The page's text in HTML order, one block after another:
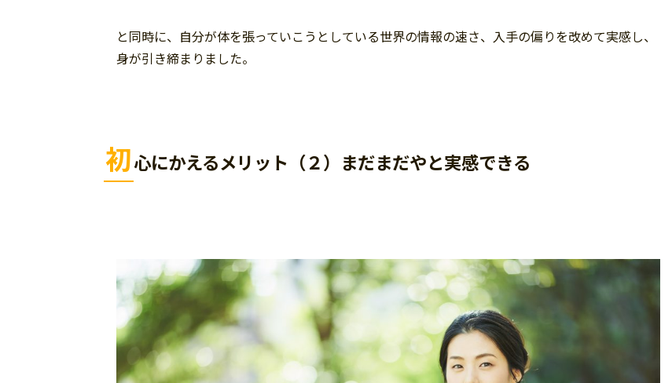
と同時に、自分が体を張っていこうとしている世界の情報の速さ、入手の偏りを改めて実感し、
身が引き締まりました。
初心にかえるメリット（２）まだまだやと実感できる